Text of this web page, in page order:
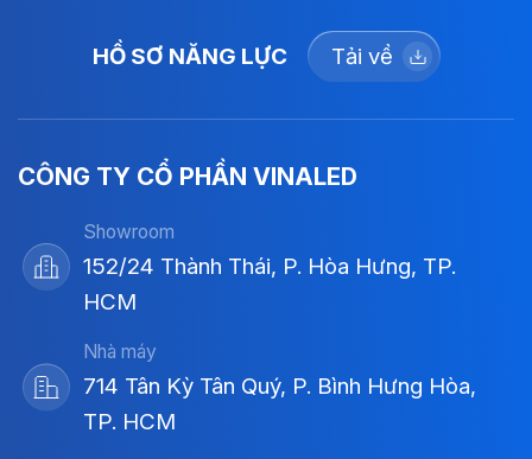
HỒ SƠ NĂNG LỰC Tải về
CÔNG TY CỔ PHẦN VINALED
Showroom
152/24 Thành Thái, P. Hòa Hưng, TP.
HCM
Nhà máy
714 Tân Kỳ Tân Quý, P. Bình Hưng Hòa,
TP. HCM